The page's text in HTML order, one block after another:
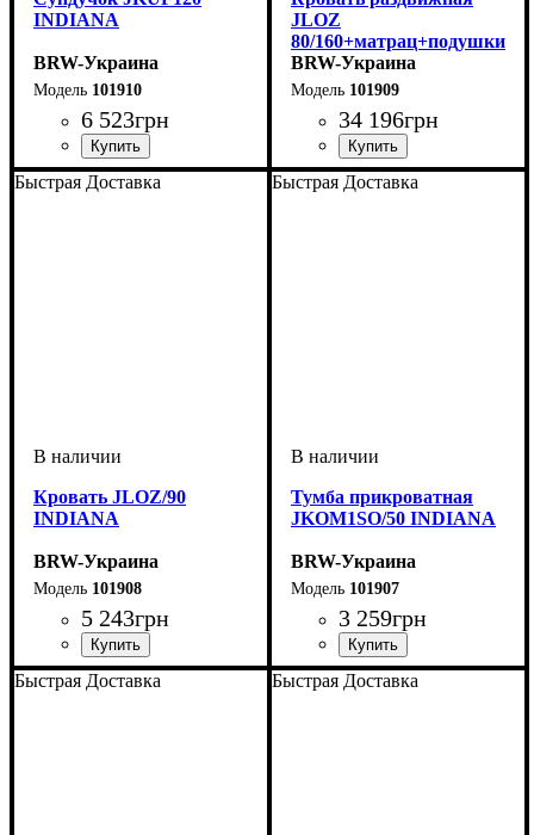
INDIANA
BRW-Украина
101910
6 523грн
ширина, мм: 1200
высота, мм: 475
глубина, мм: 490
JLOZ
80/160+матрац+подушки
INDIANA
BRW-Украина
101909
34 196грн
ширина, мм: 2020
высота, мм: 600
глубина, мм: 1540
Быстрая Доставка
Кровать JLOZ/90
INDIANA
BRW-Украина
101908
5 243грн
ширина, мм: 975
высота, мм: 795
глубина, мм: 2065
Быстрая Доставка
Тумба прикроватная
JKOM1SO/50 INDIANA
BRW-Украина
101907
3 259грн
ширина, мм: 500
высота, мм: 405
глубина, мм: 400
Быстрая Доставка Быстрая Доставка